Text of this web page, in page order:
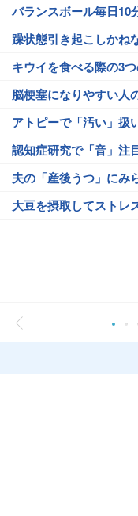
バランスボール毎日10
躁状態引き起こしかね
キウイを食べる際の3
脳梗塞になりやすい人
アトピーで「汚い」扱
認知症研究で「音」注
夫の「産後うつ」にみ
大豆を摂取してストレ